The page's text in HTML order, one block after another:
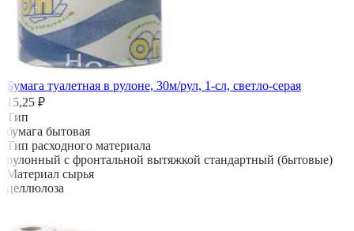
Бумага туалетная в рулоне, 30м/рул, 1-сл, светло-серая
15,25 ₽
Тип
бумага бытовая
Тип расходного материала
рулонный с фронтальной вытяжкой стандартный (бытовые)
Материал сырья
целлюлоза